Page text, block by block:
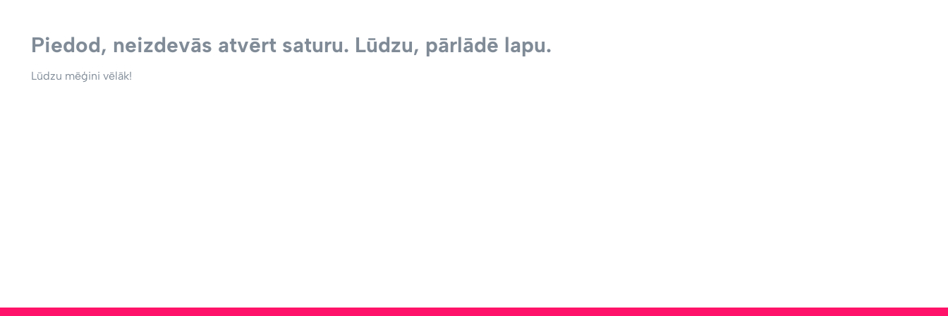
Piedod, neizdevās atvērt saturu. Lūdzu, pārlādē lapu.
Lūdzu mēģini vēlāk!